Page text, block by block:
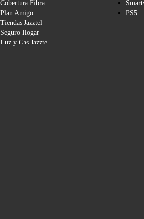
Cobertura Fibra
Plan Amigo
Tiendas Jazztel
Seguro Hogar
Luz y Gas Jazztel
PS5